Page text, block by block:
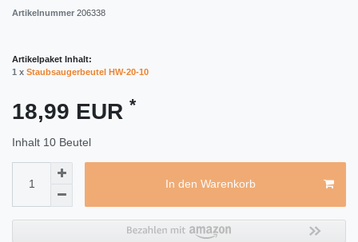
Artikelnummer 206338
Artikelpaket Inhalt:
1 x Staubsaugerbeutel HW-20-10
18,99 EUR *
Inhalt 10 Beutel
In den Warenkorb